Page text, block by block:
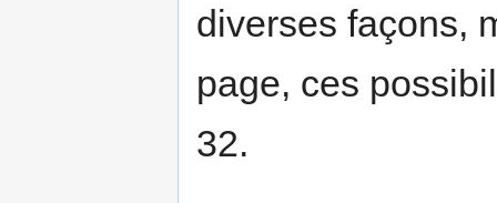
diverses façons,
page, ces
32.